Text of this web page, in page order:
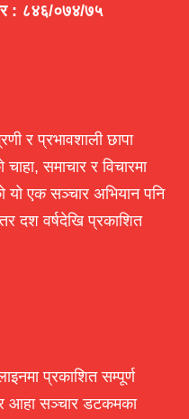
: ८४६/०७४/७५
र प्रभावशाली छापा
समाचार र विचारमा
यो एक सञ्चार अभियान पनि
दश वर्षदेखि प्रकाशित
प्रकाशित सम्पूर्ण
आहा सञ्चार डटकमका